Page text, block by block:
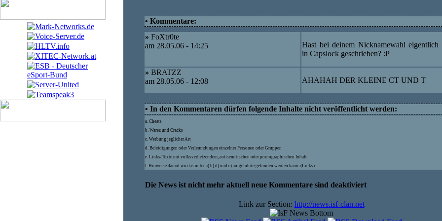
• Kommentare:
» FoXtr0te
am 28.05.06 - 14:25
Hast bei deinem Nicknamewahl eigentlich
in Capslock geschrieben? :P
» BRATZZ
am 28.05.06 - 12:08
AHAHAH DER KLEINE CT UND T
• In den Kommentaren dürfen folgende Inhalte nicht veröffentlicht werden:
a. Cheats
b. Warez und Cracks
c. Werbung jeglicher Art
d. Beleidigungen oder Verleumdungen einzelner Personen oder Gruppen
e. Links/Texte mit volksverhetzendem, antisemitischen oder pornographischen Inhalt
f. Hinweise darauf wo das unter a) b) d) und e) aufgeführte gefunden werden kann. (Links)
Die News ist nicht mehr aktuell neue Kommentare sind deaktiviert
Link zur Section: http://news.isf-clan.net